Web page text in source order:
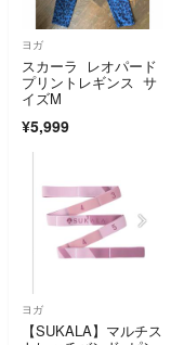
ヨガ
スカーラ レオパード
プリントレギンス サ
イズM
¥5,999
ヨガ
【SUKALA】マルチス